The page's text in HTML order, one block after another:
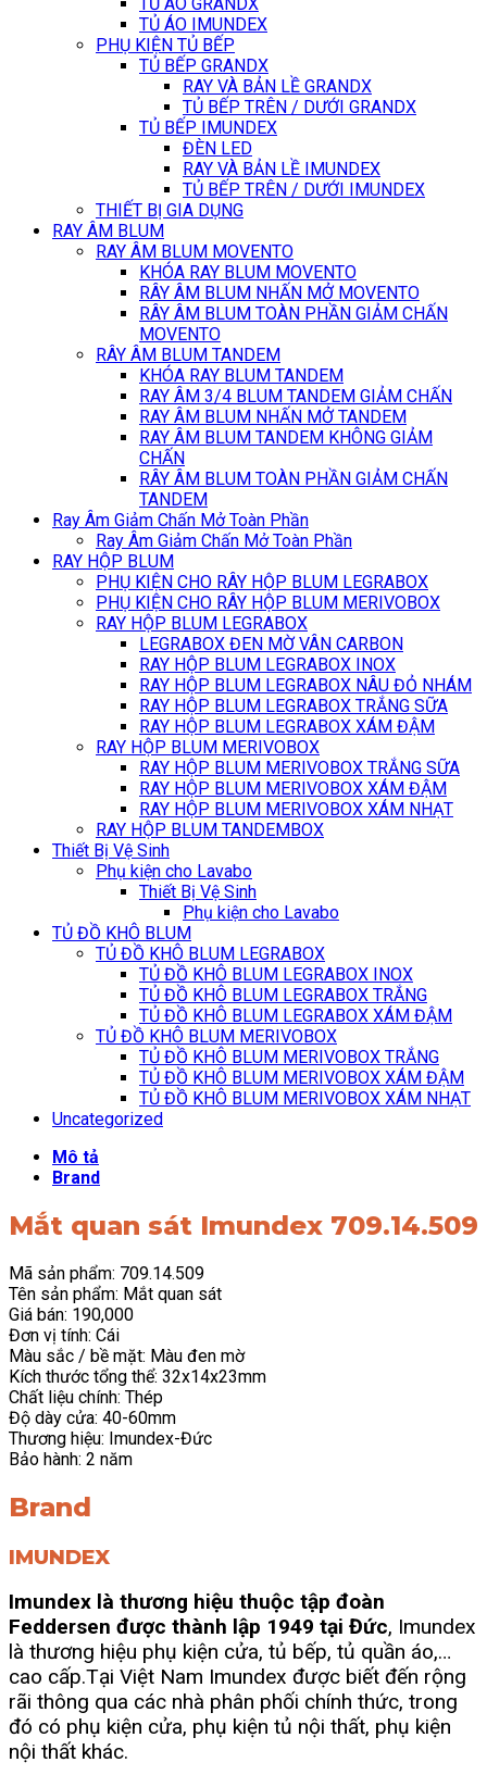
TỦ ÁO IMUNDEX
PHỤ KIỆN TỦ BẾP
TỦ BẾP GRANDX
RAY VÀ BẢN LỀ GRANDX
TỦ BẾP TRÊN / DƯỚI GRANDX
TỦ BẾP IMUNDEX
ĐÈN LED
RAY VÀ BẢN LỀ IMUNDEX
TỦ BẾP TRÊN / DƯỚI IMUNDEX
THIẾT BỊ GIA DỤNG
RAY ÂM BLUM
RAY ÂM BLUM MOVENTO
KHÓA RAY BLUM MOVENTO
RÂY ÂM BLUM NHẤN MỞ MOVENTO
RÂY ÂM BLUM TOÀN PHẦN GIẢM CHẤN
MOVENTO
RÂY ÂM BLUM TANDEM
KHÓA RAY BLUM TANDEM
RAY ÂM 3/4 BLUM TANDEM GIẢM CHẤN
RAY ÂM BLUM NHẤN MỞ TANDEM
RAY ÂM BLUM TANDEM KHÔNG GIẢM
CHẤN
RÂY ÂM BLUM TOÀN PHẦN GIẢM CHẤN
TANDEM
Ray Âm Giảm Chấn Mở Toàn Phần
Ray Âm Giảm Chấn Mở Toàn Phần
RAY HỘP BLUM
PHỤ KIỆN CHO RÂY HỘP BLUM LEGRABOX
PHỤ KIỆN CHO RÂY HỘP BLUM MERIVOBOX
RAY HỘP BLUM LEGRABOX
LEGRABOX ĐEN MỜ VÂN CARBON
RAY HỘP BLUM LEGRABOX INOX
RAY HỘP BLUM LEGRABOX NÂU ĐỎ NHÁM
RAY HỘP BLUM LEGRABOX TRẮNG SỮA
RAY HỘP BLUM LEGRABOX XÁM ĐẬM
RAY HỘP BLUM MERIVOBOX
RAY HỘP BLUM MERIVOBOX TRẮNG SỮA
RAY HỘP BLUM MERIVOBOX XÁM ĐẬM
RAY HỘP BLUM MERIVOBOX XÁM NHẠT
RAY HỘP BLUM TANDEMBOX
Thiết Bị Vệ Sinh
Phụ kiện cho Lavabo
Thiết Bị Vệ Sinh
Phụ kiện cho Lavabo
TỦ ĐỒ KHÔ BLUM
TỦ ĐỒ KHÔ BLUM LEGRABOX
TỦ ĐỒ KHÔ BLUM LEGRABOX INOX
TỦ ĐỒ KHÔ BLUM LEGRABOX TRẮNG
TỦ ĐỒ KHÔ BLUM LEGRABOX XÁM ĐẬM
TỦ ĐỒ KHÔ BLUM MERIVOBOX
TỦ ĐỒ KHÔ BLUM MERIVOBOX TRẮNG
TỦ ĐỒ KHÔ BLUM MERIVOBOX XÁM ĐẬM
TỦ ĐỒ KHÔ BLUM MERIVOBOX XÁM NHẠT
Uncategorized
Mô tả
Brand
Mắt quan sát Imundex 709.14.509
Mã sản phẩm: 709.14.509
Tên sản phẩm: Mắt quan sát
Giá bán: 190,000
Đơn vị tính: Cái
Màu sắc / bề mặt: Màu đen mờ
Kích thước tổng thể: 32x14x23mm
Chất liệu chính: Thép
Độ dày cửa: 40-60mm
Thương hiệu: Imundex-Đức
Bảo hành: 2 năm
Brand
IMUNDEX
Imundex là thương hiệu thuộc tập đoàn
Feddersen được thành lập 1949 tại Đức, Imundex
là thương hiệu phụ kiện cửa, tủ bếp, tủ quần áo,…
cao cấp.Tại Việt Nam Imundex được biết đến rộng
rãi thông qua các nhà phân phối chính thức, trong
đó có phụ kiện cửa, phụ kiện tủ nội thất, phụ kiện
nội thất khác.